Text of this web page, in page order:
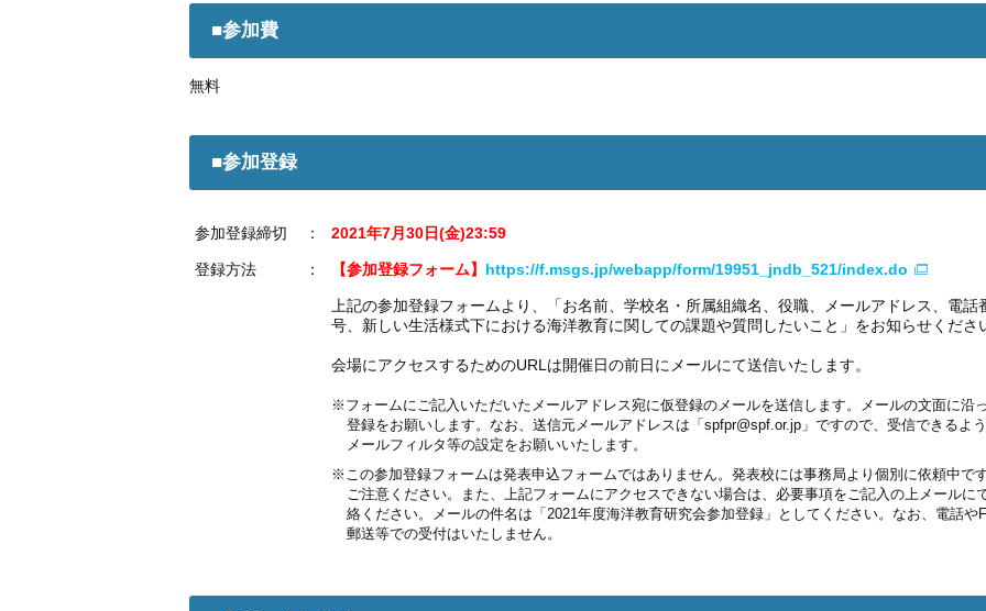
■参加費
無料
■参加登録
参加登録締切 ： 2021年7月30日(金)23:59
登録方法 ： 【参加登録フォーム】 https://f.msgs.jp/webapp/form/19951_jndb_521/index.do
上記の参加登録フォームより、「お名前、学校名・所属組織名、役職、メールアドレス、電話
号、新しい生活様式下における海洋教育に関しての課題や質問したいこと」をお知らせくださ
会場にアクセスするためのURLは開催日の前日にメールにて送信いたします。
※フォームにご記入いただいたメールアドレス宛に仮登録のメールを送信します。メールの文面に沿
登録をお願いします。なお、送信元メールアドレスは「spfpr@spf.or.jp」ですので、受信できるよ
メールフィルタ等の設定をお願いいたします。
※この参加登録フォームは発表申込フォームではありません。発表校には事務局より個別に依頼中で
ご注意ください。また、上記フォームにアクセスできない場合は、必要事項をご記入の上メールに
絡ください。メールの件名は「2021年度海洋教育研究会参加登録」としてください。なお、電話や
郵送等での受付はいたしません。